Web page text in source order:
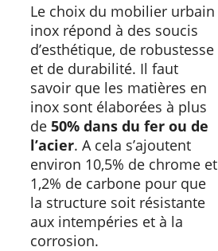
Le choix du mobilier urbain
inox répond à des soucis
d’esthétique, de robustesse
et de durabilité. Il faut
savoir que les matières en
inox sont élaborées à plus
de 50% dans du fer ou de
l’acier. A cela s’ajoutent
environ 10,5% de chrome et
1,2% de carbone pour que
la structure soit résistante
aux intempéries et à la
corrosion.